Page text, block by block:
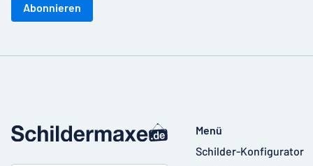
Abonnieren
Menü
Schilder-Konfigurator